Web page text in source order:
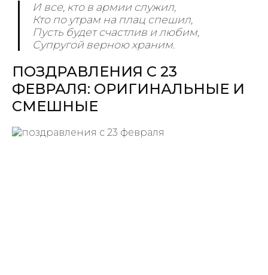
И все, кто в армии служил,
Кто по утрам на плац спешил,
Пусть будет счастлив и любим,
Супругой верною храним.
ПОЗДРАВЛЕНИЯ С 23
ФЕВРАЛЯ: ОРИГИНАЛЬНЫЕ И
СМЕШНЫЕ